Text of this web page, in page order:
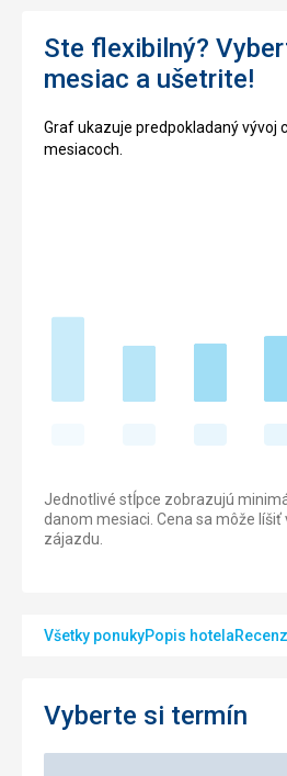
Ste flexibilný?
mesiac a ušetrite!
Graf ukazuje predpokladaný vývoj
mesiacoch.
Jednotlivé stĺpce zobrazujú
danom mesiaci. Cena sa môže líšiť
zájazdu.
Všetky ponukyPopis hotela
Vyberte si termín